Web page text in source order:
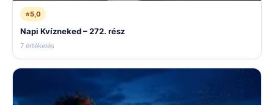
⭐5,0
Napi Kvízneked – 272. rész
7 értékelés